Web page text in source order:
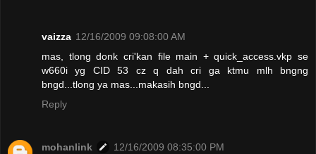
vaizza 12/16/2009 09:08:00 AM
mas, tlong donk cri'kan file main + quick_access.vkp se
w660i yg CID 53 cz q dah cri ga ktmu mlh bngng
bngd...tlong ya mas...makasih bngd...
Reply
mohanlink
12/16/2009 08:35:00 PM